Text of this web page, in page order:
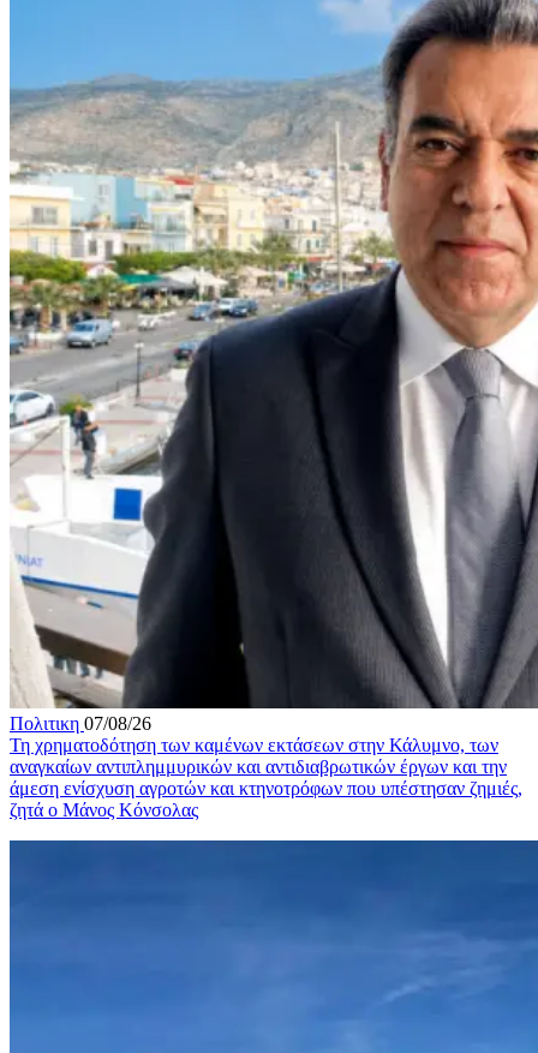
Πολιτικη 07/08/26
Τη χρηματοδότηση των καμένων εκτάσεων στην Κάλυμνο, των
αναγκαίων αντιπλημμυρικών και αντιδιαβρωτικών έργων και την
άμεση ενίσχυση αγροτών και κτηνοτρόφων που υπέστησαν ζημιές,
ζητά ο Μάνος Κόνσολας